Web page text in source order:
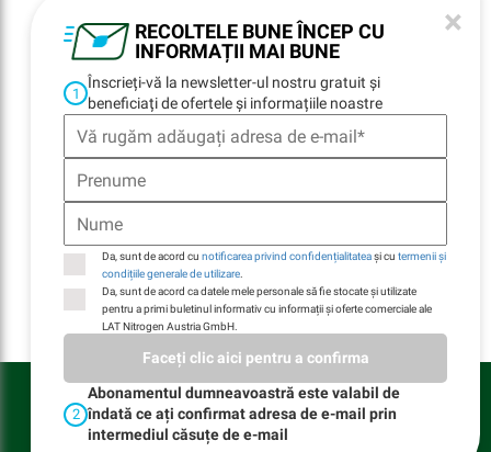
RECOLTELE BUNE ÎNCEP CU
INFORMAȚII MAI BUNE
×
1
Înscrieți-vă la newsletter-ul nostru gratuit și
beneficiați de ofertele și informațiile noastre
Da, sunt de acord cu notificarea privind confidențialitateași cu termenii și
condițiile generale de utilizare
Da, sunt de acord ca datele mele personale să fie stocate și utilizate
pentru a primi buletinul informativ cu informații și oferte comerciale ale
LAT Nitrogen Austria GmbH.
Faceți clic aici pentru a confirma
2
Abonamentul dumneavoastră este valabil de
îndată ce ați confirmat adresa de e-mail prin
intermediul căsuțe de e-mail
NAVIGARE
Home
Locații
Contacte
Durabilitate
LAT Nitrogen Austria GmbH © Toate drepturile rezervate
Termeni și condiții generale de utilizare a site-ului
Termeni Generali de Vânzare și Livrare